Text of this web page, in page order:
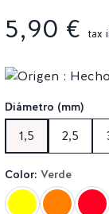
5,90 € tax
Diámetro (mm)
1,5 2,5
Color: Verde